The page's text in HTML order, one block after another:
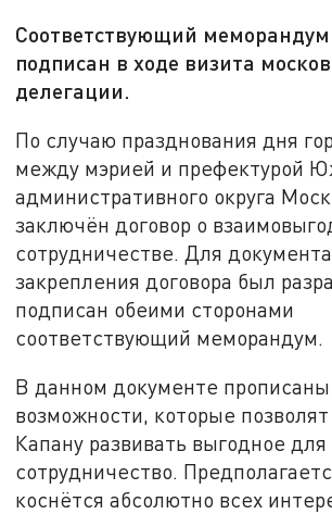
Соответствующий
подписан в ходе визита
делегации.
По случаю празднования дня
между мэрией и префектурой
административного округа
заключён договор о
сотрудничестве. Для
закрепления договора был
подписан обеими сторонами
соответствующий меморандум.
В данном документе прописаны
возможности, которые
Капану развивать выгодное для
сотрудничество.
коснётся абсолютно всех